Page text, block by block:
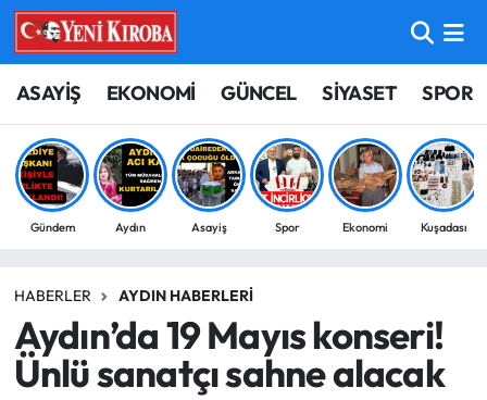
ASAYİŞ EKONOMİ GÜNCEL SİYASET SPOR
Gündem Aydın Asayiş Spor Ekonomi Kuşadası
HABERLER AYDIN HABERLERI
Aydın’da 19 Mayıs konseri!
Ünlü sanatçı sahne alacak
ASAYİŞ
BİLİM-TEKNOLOJİ
ÇEVRE
EĞİTİM
EKONOMİ
Aydın Nöbetçi Eczaneler
Aydın Hava Durumu
Aydin Namaz Vakitleri
Süper Lig Puan Durumu ve Fikstür
Tüm Manşetler